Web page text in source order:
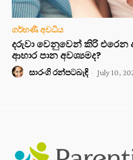
ගර්භණී අවධිය
දරුවා වෙනුවෙන් කිරි
ආහාර පාන අවශ්‍යමද?
සාරංගි රන්පටබැඳි - July 10,